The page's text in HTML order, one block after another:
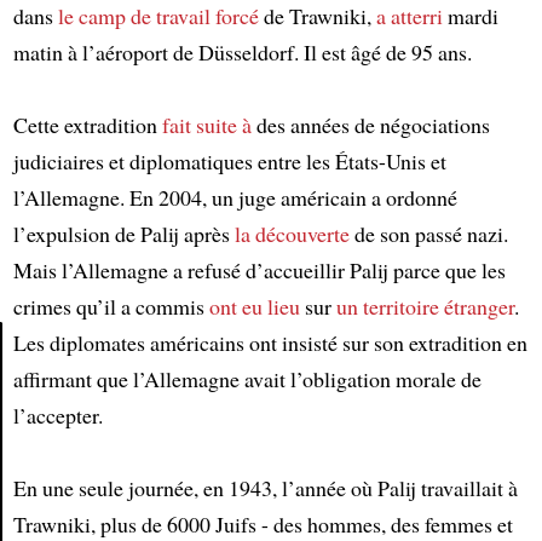
Article
dansle camp de travail forcéde Trawniki,a atterrimardi
matin à l’aéroport de Düsseldorf. Il est âgé de 95 ans.
Cette extraditionfait suite àdes années de négociations
judiciaires et diplomatiques entre les États-Unis et
l’Allemagne. En 2004, un juge américain a ordonné
l’expulsion de Palij aprèsla découvertede son passé nazi.
Mais l’Allemagne a refusé d’accueillir Palij parce que les
crimes qu’il a commisont eu lieusurun territoire étranger.
Les diplomates américains ont insisté sur son extradition en
affirmant que l’Allemagne avait l’obligation morale de
l’accepter.
En une seule journée, en 1943, l’année où Palij travaillait à
Trawniki, plus de 6000 Juifs - des hommes, des femmes et